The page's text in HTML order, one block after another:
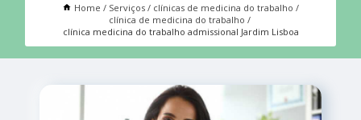
Home Serviços
clínicas de medicina do trabalho
clínica de medicina do trabalho
clínica medicina do trabalho admissional Jardim Lisboa